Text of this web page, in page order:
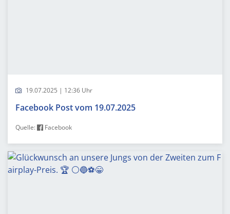
19.07.2025 | 12:36 Uhr
Facebook Post vom 19.07.2025
Quelle: Facebook